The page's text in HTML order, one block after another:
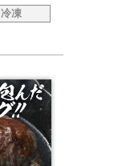
冷凍